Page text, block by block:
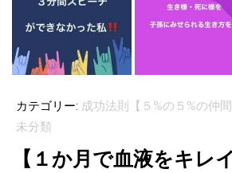
カテゴリー: 成功法則【５%の５%の仲
未分類
【１か月で血液をキレ